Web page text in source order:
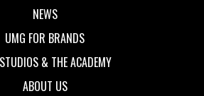
NEWS
UMG FOR BRANDS
& THE ACADEMY
ABOUT US